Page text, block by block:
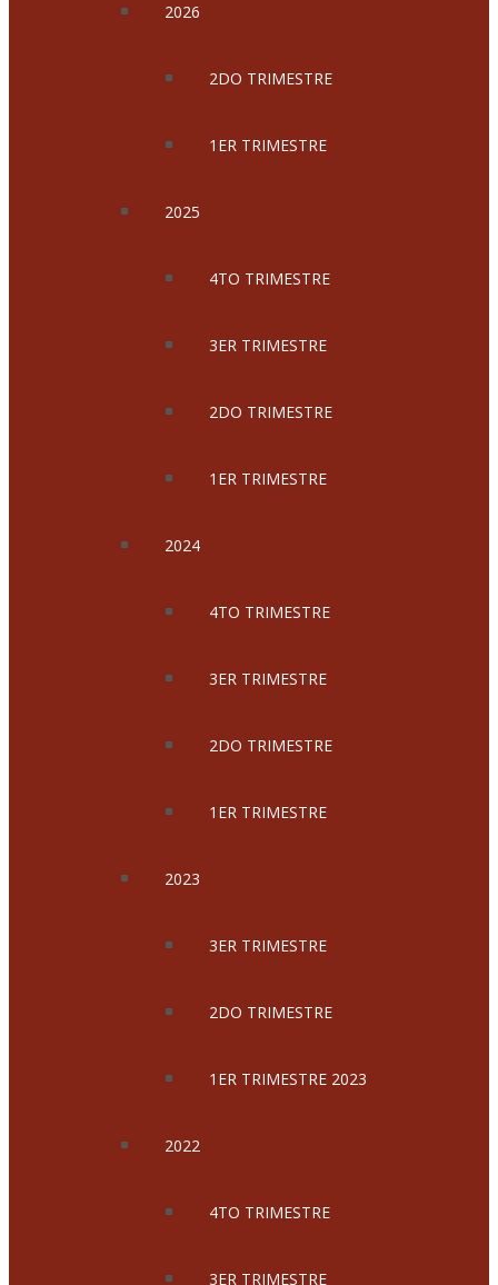
2026
2DO TRIMESTRE
1ER TRIMESTRE
2025
4TO TRIMESTRE
3ER TRIMESTRE
2DO TRIMESTRE
1ER TRIMESTRE
2024
4TO TRIMESTRE
3ER TRIMESTRE
2DO TRIMESTRE
1ER TRIMESTRE
2023
3ER TRIMESTRE
2DO TRIMESTRE
1ER TRIMESTRE 2023
2022
4TO TRIMESTRE
3ER TRIMESTRE